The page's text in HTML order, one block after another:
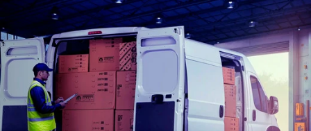
Versão escolhida
Preferência de contato: